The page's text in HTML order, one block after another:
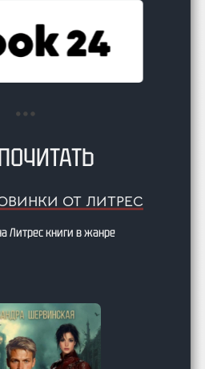
ОТ ЛИТРЕС
Литрес книги в жанре